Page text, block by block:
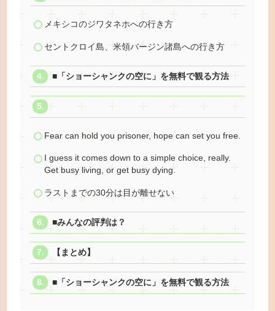
メキシコのジワタネホへの行き方
セントクロイ島、米領バージン諸島への行き方
■「ショーシャンクの空に」を無料で観る方法
Fear can hold you prisoner, hope can set you free.
I guess it comes down to a simple choice, really.
Get busy living, or get busy dying.
ラストまでの30分は目が離せない
■みんなの評判は？
【まとめ】
■「ショーシャンクの空に」を無料で観る方法